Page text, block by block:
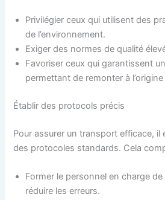
Privilégier ceux qui utilisent des
de l’environnement.
Exiger des normes de qualité
Favoriser ceux qui garantissent
permettant de remonter à
Établir des protocols précis
Pour assurer un transport efficace, il
des protocoles standards. Cela
Former le personnel en charge
réduire les erreurs.